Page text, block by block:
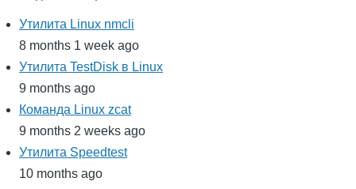
Утилита Linux nmcli
8 months 1 week ago
Утилита TestDisk в Linux
9 months ago
Команда Linux zcat
9 months 2 weeks ago
Утилита Speedtest
10 months ago